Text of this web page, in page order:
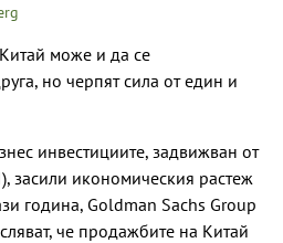
може и да се
но черпят сила от един и
инвестициите, задвижван от
засили икономическия растеж
година, Goldman Sachs Group
че продажбите на Китай